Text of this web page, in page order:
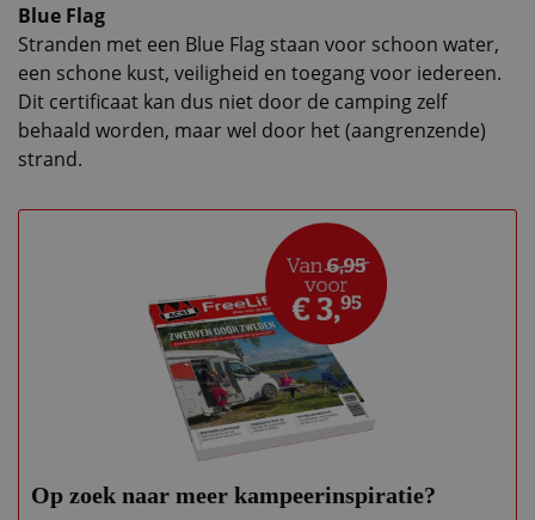
Blue Flag
Stranden met een Blue Flag staan voor schoon water,
een schone kust, veiligheid en toegang voor iedereen.
Dit certificaat kan dus niet door de camping zelf
behaald worden, maar wel door het (aangrenzende)
strand.
Op zoek naar meer kampeerinspiratie?